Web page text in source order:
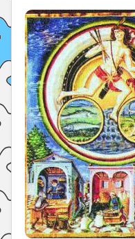
ГДЗ
Праздники
Психология
Летом!
Поиск